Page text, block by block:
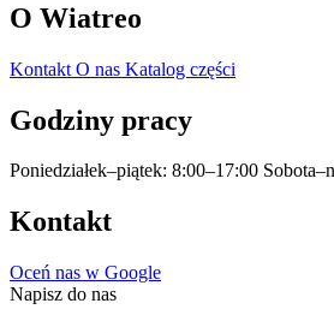
O Wiatreo
Kontakt O nas Katalog części
Godziny pracy
Poniedziałek–piątek: 8:00–17:00
Kontakt
Oceń nas w Google
Napisz do nas